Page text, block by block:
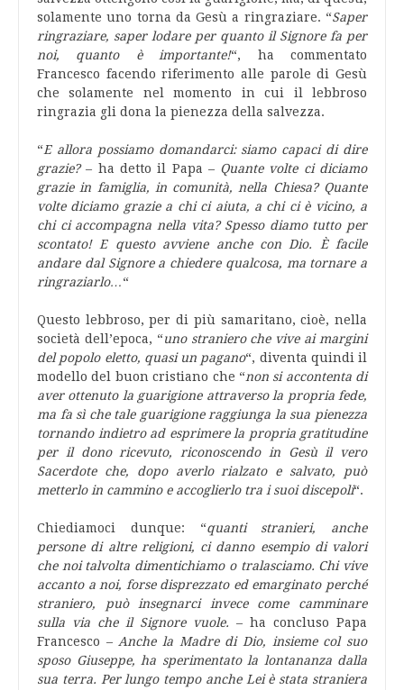
solamente uno torna da Gesù a ringraziare. “Saper
ringraziare, saper lodare per quanto il Signore fa per
noi, quanto è importante!“, ha commentato
Francesco facendo riferimento alle parole di Gesù
che solamente nel momento in cui il lebbroso
ringrazia gli dona la pienezza della salvezza.
“E allora possiamo domandarci: siamo capaci di dire
grazie?– ha detto il Papa – Quante volte ci diciamo
grazie in famiglia, in comunità, nella Chiesa? Quante
volte diciamo grazie a chi ci aiuta, a chi ci è vicino, a
chi ci accompagna nella vita? Spesso diamo tutto per
scontato! E questo avviene anche con Dio. È facile
andare dal Signore a chiedere qualcosa, ma tornare a
ringraziarlo…“
Questo lebbroso, per di più samaritano, cioè, nella
società dell’epoca, “uno straniero che vive ai margini
del popolo eletto, quasi un pagano“, diventa quindi il
modello del buon cristiano che “non si accontenta di
aver ottenuto la guarigione attraverso la propria fede,
ma fa sì che tale guarigione raggiunga la sua pienezza
tornando indietro ad esprimere la propria gratitudine
per il dono ricevuto, riconoscendo in Gesù il vero
Sacerdote che, dopo averlo rialzato e salvato, può
metterlo in cammino e accoglierlo tra i suoi discepoli“.
Chiediamoci dunque: “quanti stranieri, anche
persone di altre religioni, ci danno esempio di valori
che noi talvolta dimentichiamo o tralasciamo. Chi vive
accanto a noi, forse disprezzato ed emarginato perché
straniero, può insegnarci invece come camminare
sulla via che il Signore vuole. – ha concluso Papa
Francesco – Anche la Madre di Dio, insieme col suo
sposo Giuseppe, ha sperimentato la lontananza dalla
sua terra. Per lungo tempo anche Lei è stata straniera